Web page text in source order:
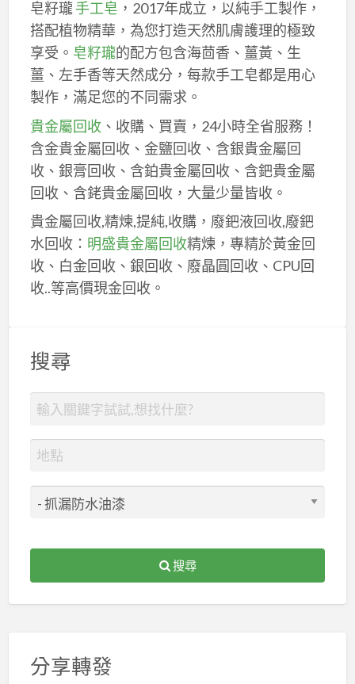
皂籽瓏手工皂 ，2017年成立，以純手工製作，
搭配植物精華，為您打造天然肌膚護理的極致
享受。 皂籽瓏的配方包含海茴香、薑黃、生
薑、左手香等天然成分，每款手工皂都是用心
製作，滿足您的不同需求。
貴金屬回收、收購、買賣，24小時全省服務！
含金貴金屬回收、金鹽回收、含銀貴金屬回
收、銀膏回收、含鉑貴金屬回收、含鈀貴金屬
回收、含銠貴金屬回收，大量少量皆收。
貴金屬回收,精煉,提純,收購，廢鈀液回收,廢鈀
水回收： 明盛貴金屬回收精煉，專精於黃金回
收、白金回收、銀回收、廢晶圓回收、CPU回
收..等高價現金回收。
搜尋
搜尋
分享轉發